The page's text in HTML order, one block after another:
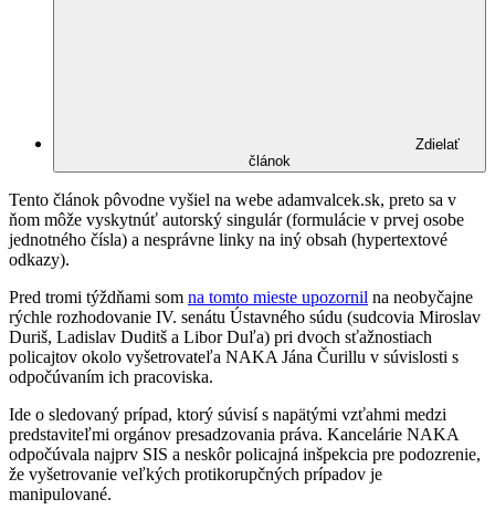
Zdielať
článok
Tento článok pôvodne vyšiel na webe adamvalcek.sk, preto sa v
ňom môže vyskytnúť autorský singulár (formulácie v prvej osobe
jednotného čísla) a nesprávne linky na iný obsah (hypertextové
odkazy).
Pred tromi týždňami som na tomto mieste upozornil na neobyčajne
rýchle rozhodovanie IV. senátu Ústavného súdu (sudcovia Miroslav
Duriš, Ladislav Duditš a Libor Duľa) pri dvoch sťažnostiach
policajtov okolo vyšetrovateľa NAKA Jána Čurillu v súvislosti s
odpočúvaním ich pracoviska.
Ide o sledovaný prípad, ktorý súvisí s napätými vzťahmi medzi
predstaviteľmi orgánov presadzovania práva. Kancelárie NAKA
odpočúvala najprv SIS a neskôr policajná inšpekcia pre podozrenie,
že vyšetrovanie veľkých protikorupčných prípadov je
manipulované.